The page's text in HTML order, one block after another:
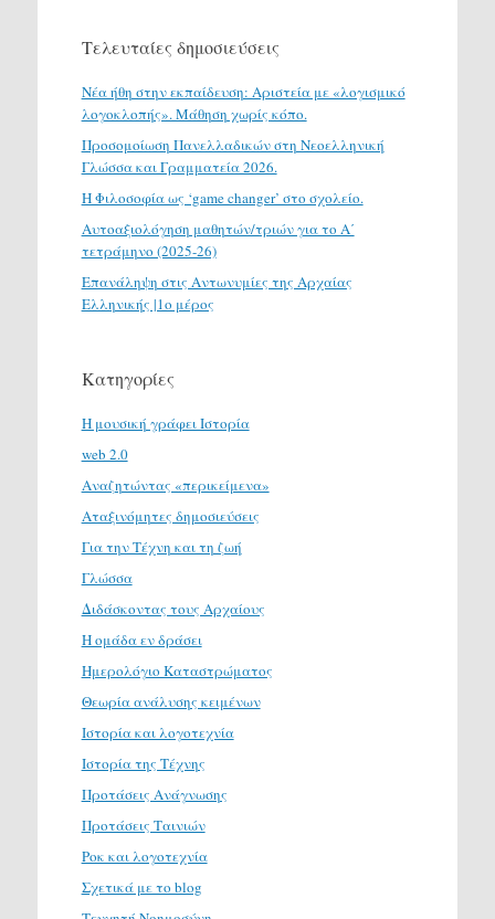
Τελευταίες δημοσιεύσεις
Νέα ήθη στην εκπαίδευση: Αριστεία με «λογισμικό
λογοκλοπής». Μάθηση χωρίς κόπο.
Προσομοίωση Πανελλαδικών στη Νεοελληνική
Γλώσσα και Γραμματεία 2026.
H Φιλοσοφία ως ‘game changer’ στο σχολείο.
Αυτοαξιολόγηση μαθητών/τριών για το Α΄
τετράμηνο (2025-26)
Επανάληψη στις Αντωνυμίες της Αρχαίας
Ελληνικής |1ο μέρος
Κατηγορίες
H μουσική γράφει Ιστορία
web 2.0
Αναζητώντας «περικείμενα»
Αταξινόμητες δημοσιεύσεις
Για την Τέχνη και τη ζωή
Γλώσσα
Διδάσκοντας τους Αρχαίους
Η ομάδα εν δράσει
Ημερολόγιο Καταστρώματος
Θεωρία ανάλυσης κειμένων
Ιστορία και λογοτεχνία
Ιστορία της Τέχνης
Προτάσεις Ανάγνωσης
Προτάσεις Ταινιών
Ροκ και λογοτεχνία
Σχετικά με το blog